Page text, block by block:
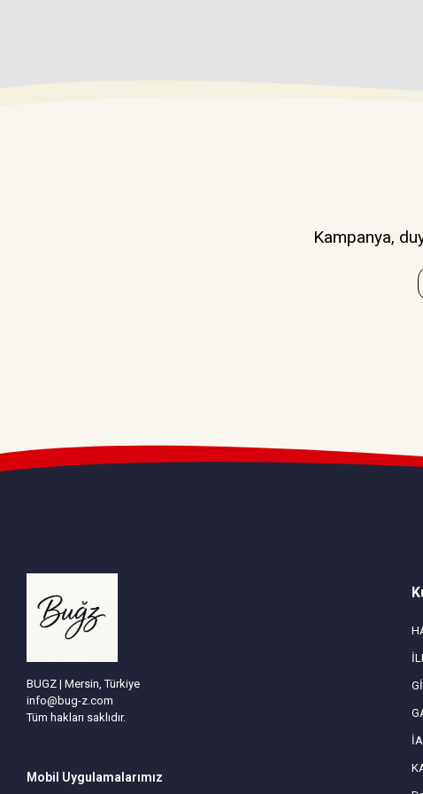
Kampanya,
BUGZ | Mersin, Türkiye
info@bug-z.com
Tüm hakları saklıdır.
Mobil Uygulamalarımız